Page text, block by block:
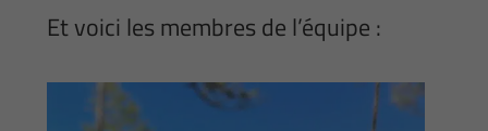
Et voici les membres de l’équipe :